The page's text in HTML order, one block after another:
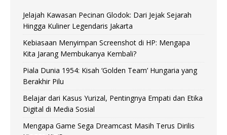
Jelajah Kawasan Pecinan Glodok: Dari Jejak Sejarah
Hingga Kuliner Legendaris Jakarta
Kebiasaan Menyimpan Screenshot di HP: Mengapa
Kita Jarang Membukanya Kembali?
Piala Dunia 1954: Kisah ‘Golden Team’ Hungaria yang
Berakhir Pilu
Belajar dari Kasus Yurizal, Pentingnya Empati dan Etika
Digital di Media Sosial
Mengapa Game Sega Dreamcast Masih Terus Dirilis